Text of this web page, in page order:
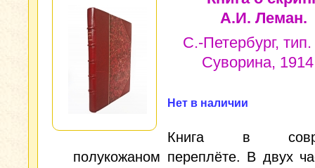
А.И. Леман.
С.-Петербург, тип.
Суворина, 1914
Нет в наличии
Книга в
полукожаном переплёте. В двух